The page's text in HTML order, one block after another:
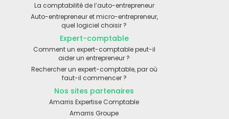
La comptabilité de l’auto-entrepreneur
Auto-entrepreneur et micro-entrepreneur,
quel logiciel choisir ?
Expert-comptable
Comment un expert-comptable peut-il
aider un entrepreneur ?
Rechercher un expert-comptable, par où
faut-il commencer ?
Nos sites partenaires
Amarris Expertise Comptable
Amarris Groupe